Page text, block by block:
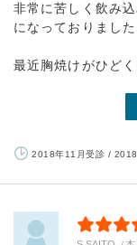
非常に苦しく飲み
になっておりました
最近胸焼けがひど
2018年11月受診 /